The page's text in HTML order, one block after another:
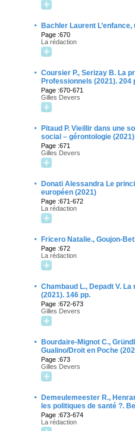
· Bachler Laurent
Page :670
La rédaction
· Coursier P., Serizay B. La
Professionnels (2021). 204
Page :670-671
Gilles Devers
·
Pitaud P. Vieillir dans une
social – gérontologie
Page :671
Gilles Devers
·
Donati Alessandra Le
européen (2021)
Page :671-672
La rédaction
· Fricero Natalie., Goujon-
Page :672
La rédaction
· Chambaud L., Depadt V.
(2021). 146 pp.
Page :672-673
Gilles Devers
·
Bourdaire-Mignot C.,
Gualino/Droit en Poche
Page :673
Gilles Devers
·
Demeulemeester R.,
les politiques de santé ?.
Page :673-674
La rédaction